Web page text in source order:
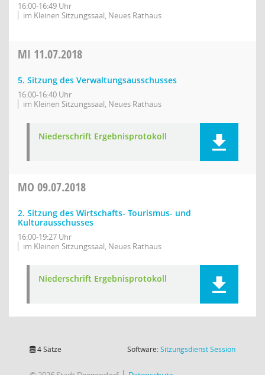
16:00-16:49 Uhr
im Kleinen Sitzungssaal, Neues Rathaus
MI 11.07.2018
5. Sitzung des Verwaltungsausschusses
16:00-16:40 Uhr
im Kleinen Sitzungssaal, Neues Rathaus
Niederschrift Ergebnisprotokoll
MO 09.07.2018
2. Sitzung des Wirtschafts- Tourismus- und
Kulturausschusses
16:00-19:27 Uhr
im Kleinen Sitzungssaal, Neues Rathaus
Niederschrift Ergebnisprotokoll
4 Sätze Software:SitzungsdienstSession(Wird in